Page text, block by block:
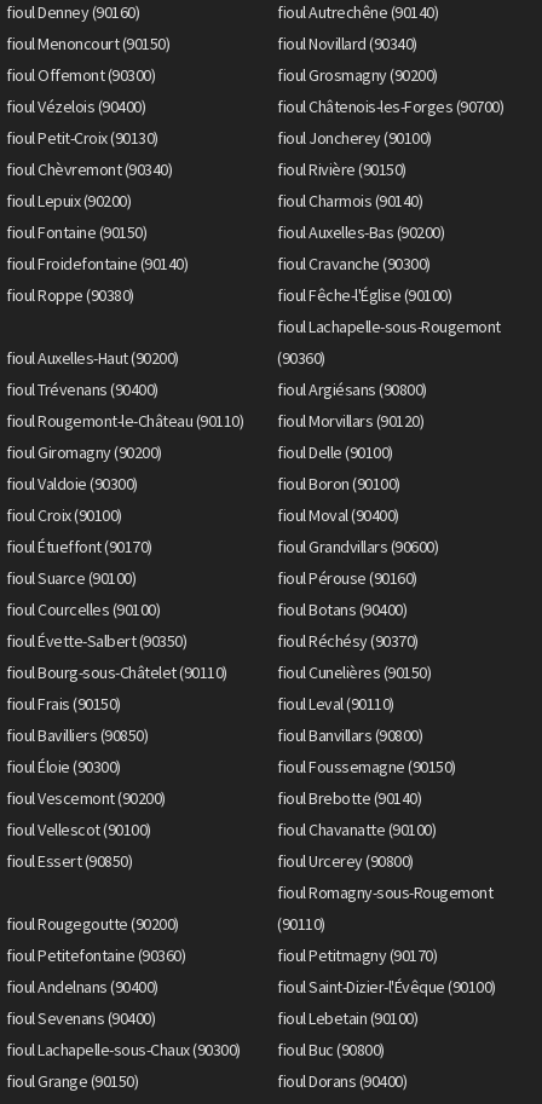
fioul Denney (90160)
fioul Autrechêne (90140)
fioul Menoncourt (90150)
fioul Novillard (90340)
fioul Offemont (90300)
fioul Grosmagny (90200)
fioul Vézelois (90400)
fioul Châtenois-les-Forges (90700)
fioul Petit-Croix (90130)
fioul Joncherey (90100)
fioul Chèvremont (90340)
fioul Rivière (90150)
fioul Lepuix (90200)
fioul Charmois (90140)
fioul Fontaine (90150)
fioul Auxelles-Bas (90200)
fioul Froidefontaine (90140)
fioul Cravanche (90300)
fioul Roppe (90380)
fioul Fêche-l'Église (90100)
fioul Auxelles-Haut (90200)
fioul Lachapelle-sous-Rougemont
(90360)
fioul Trévenans (90400)
fioul Argiésans (90800)
fioul Rougemont-le-Château (90110)
fioul Morvillars (90120)
fioul Giromagny (90200)
fioul Delle (90100)
fioul Valdoie (90300)
fioul Boron (90100)
fioul Croix (90100)
fioul Moval (90400)
fioul Étueffont (90170)
fioul Grandvillars (90600)
fioul Suarce (90100)
fioul Pérouse (90160)
fioul Courcelles (90100)
fioul Botans (90400)
fioul Évette-Salbert (90350)
fioul Réchésy (90370)
fioul Bourg-sous-Châtelet (90110)
fioul Cunelières (90150)
fioul Frais (90150)
fioul Leval (90110)
fioul Bavilliers (90850)
fioul Banvillars (90800)
fioul Éloie (90300)
fioul Foussemagne (90150)
fioul Vescemont (90200)
fioul Brebotte (90140)
fioul Vellescot (90100)
fioul Chavanatte (90100)
fioul Essert (90850)
fioul Urcerey (90800)
fioul Rougegoutte (90200)
fioul Romagny-sous-Rougemont
(90110)
fioul Petitefontaine (90360)
fioul Petitmagny (90170)
fioul Andelnans (90400)
fioul Saint-Dizier-l'Évêque (90100)
fioul Sevenans (90400)
fioul Lebetain (90100)
fioul Lachapelle-sous-Chaux (90300)
fioul Buc (90800)
fioul Grange (90150)
fioul Dorans (90400)